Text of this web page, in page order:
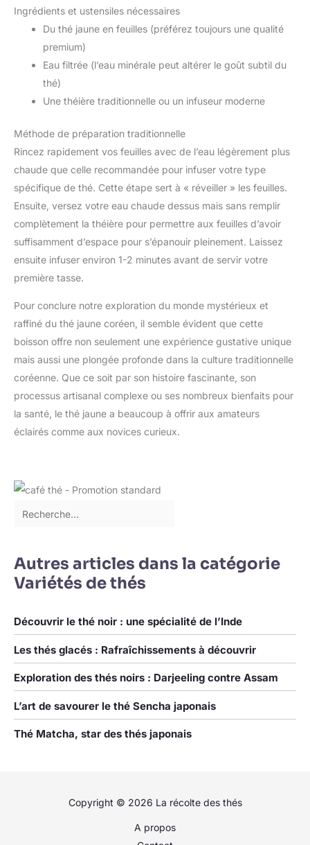
Ingrédients et ustensiles nécessaires
Du thé jaune en feuilles (préférez toujours une qualité
premium)
Eau filtrée (l’eau minérale peut altérer le goût subtil du
thé)
Une théière traditionnelle ou un infuseur moderne
Méthode de préparation traditionnelle
Rincez rapidement vos feuilles avec de l’eau légèrement plus
chaude que celle recommandée pour infuser votre type
spécifique de thé. Cette étape sert à « réveiller » les feuilles.
Ensuite, versez votre eau chaude dessus mais sans remplir
complètement la théière pour permettre aux feuilles d’avoir
suffisamment d’espace pour s’épanouir pleinement. Laissez
ensuite infuser environ 1-2 minutes avant de servir votre
première tasse.
Pour conclure notre exploration du monde mystérieux et
raffiné du thé jaune coréen, il semble évident que cette
boisson offre non seulement une expérience gustative unique
mais aussi une plongée profonde dans la culture traditionnelle
coréenne. Que ce soit par son histoire fascinante, son
processus artisanal complexe ou ses nombreux bienfaits pour
la santé, le thé jaune a beaucoup à offrir aux amateurs
éclairés comme aux novices curieux.
Autres articles dans la catégorie
Variétés de thés
Découvrir le thé noir : une spécialité de l’Inde
Les thés glacés : Rafraîchissements à découvrir
Exploration des thés noirs : Darjeeling contre Assam
L’art de savourer le thé Sencha japonais
Thé Matcha, star des thés japonais
Copyright © 2026 La récolte des thés
A propos